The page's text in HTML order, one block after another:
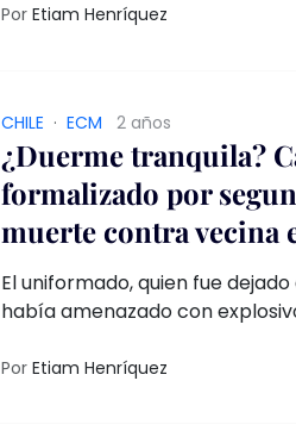
Renovación Nacional en la
Por Etiam Henríquez
CHILE · ECM 2 años
¿Duerme tranquila?
formalizado por
muerte contra vecina
El uniformado, quien fue
había amenazado con
drásticas y un sumario
Por Etiam Henríquez